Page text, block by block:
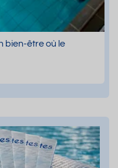
bien-être où le